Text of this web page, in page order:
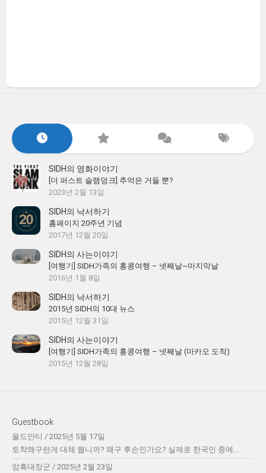
SIDH의 영화이야기
[더 퍼스트 슬램덩크] 추억은 거들 뿐?
2023년 2월 13일
SIDH의 낙서하기
홈페이지 20주년 기념
2017년 12월 20일
SIDH의 사는이야기
[여행기] SIDH가족의 홍콩여행 – 넷째날~마지막날
2016년 1월 8일
SIDH의 낙서하기
2015년 SIDH의 10대 뉴스
2015년 12월 31일
SIDH의 사는이야기
[여행기] SIDH가족의 홍콩여행 – 넷째날 (마카오 도착)
2015년 12월 28일
Guestbook
올드안티 / 2025년 5월 17일
토착왜구란게 대체 뭡니까? 왜구 후손인가요? 실제로 한국인 중에...
암흑대장군 / 2025년 2월 23일